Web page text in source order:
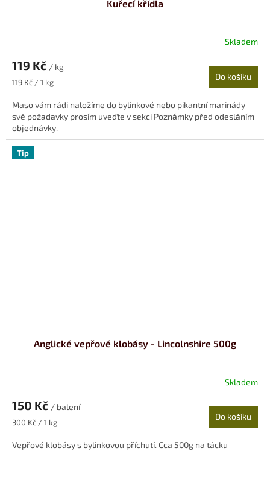
Kuřecí křídla
Skladem
119 Kč / kg
Měrná
119 Kč / 1 kg
Do košíku
Maso vám rádi naložíme do bylinkové nebo pikantní marinády -
své požadavky prosím uveďte v sekci Poznámky před odesláním
objednávky.
Tip
Anglické vepřové klobásy - Lincolnshire 500g
Skladem
150 Kč / balení
Měrná
300 Kč / 1 kg
Do košíku
Vepřové klobásy s bylinkovou příchutí. Cca 500g na tácku